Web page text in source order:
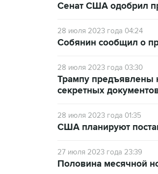
Сенат США одобрил
28 июля 2023 года 04:24
Собянин сообщил о
28 июля 2023 года 03:30
Трампу предъявлены
секретных
28 июля 2023 года 01:35
США планируют
27 июля 2023 года 23:39
Половина месячной